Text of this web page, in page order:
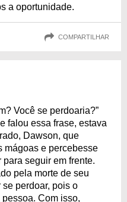
a oportunidade.
COMPARTILHAR
Você se perdoaria?”
falou essa frase, estava
Dawson, que
mágoas e percebesse
seguir em frente.
pela morte de seu
perdoar, pois o
Com isso,